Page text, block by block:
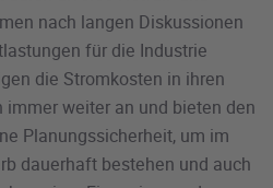
nach langen Diskussionen
für die Industrie
die Stromkosten in ihren
weiter an und bieten den
Planungssicherheit, um im
dauerhaft bestehen und auch